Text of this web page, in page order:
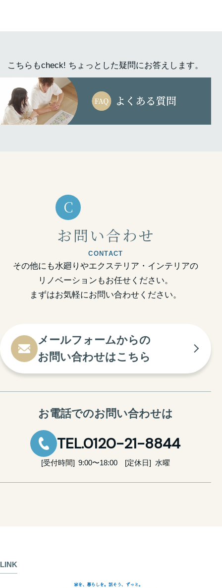
こちらもcheck! ちょっとした疑問にお答えします。
C
お問い合わせ
CONTACT
その他にも水廻りやエクステリア・インテリアの
リノベーションもお任せください。
まずはお気軽にお問い合わせください。
メールフォームからの
お問い合わせはこちら
お電話でのお問い合わせは
TEL.0120-21-8844
受付時間 9:00〜18:00 定休日 水曜
LINK